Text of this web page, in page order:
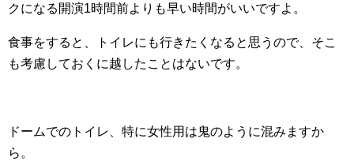
クになる開演1時間前よりも早い時間がいいですよ。
食事をすると、トイレにも行きたくなると思うので、そこ
も考慮しておくに越したことはないです。
ドームでのトイレ、特に女性用は鬼のように混みますか
ら。